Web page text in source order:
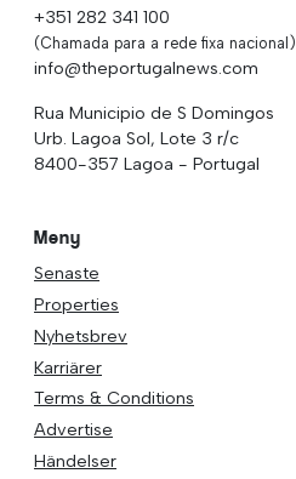
+351 282 341 100
(Chamada para a rede fixa nacional)
info@theportugalnews.com
Rua Municipio de S Domingos
Urb. Lagoa Sol, Lote 3 r/c
8400-357 Lagoa - Portugal
Meny
Senaste
Properties
Nyhetsbrev
Karriärer
Terms & Conditions
Advertise
Händelser